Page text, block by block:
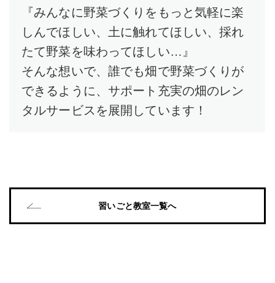
『みんなに野菜づくりをもっと気軽に楽
しんでほしい、土に触れてほしい、採れ
たて野菜を味わってほしい…』
そんな想いで、誰でも畑で野菜づくりが
できるように、サポート充実の畑のレン
タルサービスを展開しています！
習いごと教室一覧へ